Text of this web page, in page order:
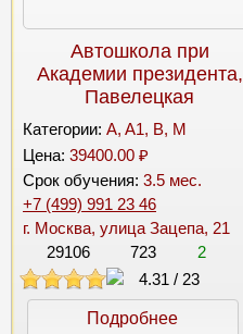
Автошкола при
Академии президента,
Павелецкая
Категории: A, A1, B, M
Цена: 39400.00 ₽
Срок обучения: 3.5 мес.
+7 (499) 991 23 46
г. Москва, улица Зацепа, 21
29106
723 2
4.31 / 23
Подробнее